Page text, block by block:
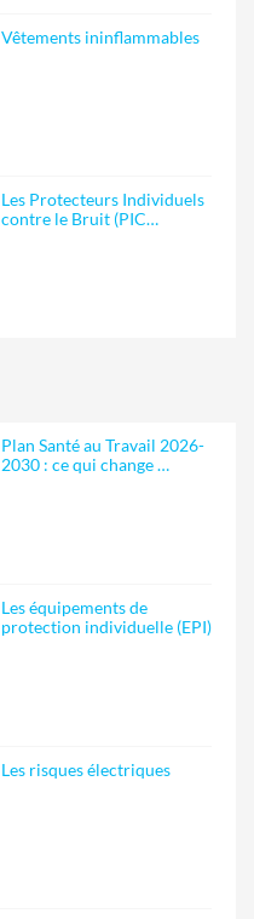
Vêtements ininflammables
Les Protecteurs Individuels
contre le Bruit (PIC…
Plan Santé au Travail 2026-
2030 : ce qui change …
Les équipements de
protection individuelle (EPI)
Les risques électriques